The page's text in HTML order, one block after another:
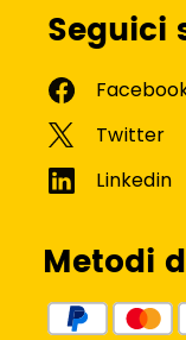
Seguici
Metodi